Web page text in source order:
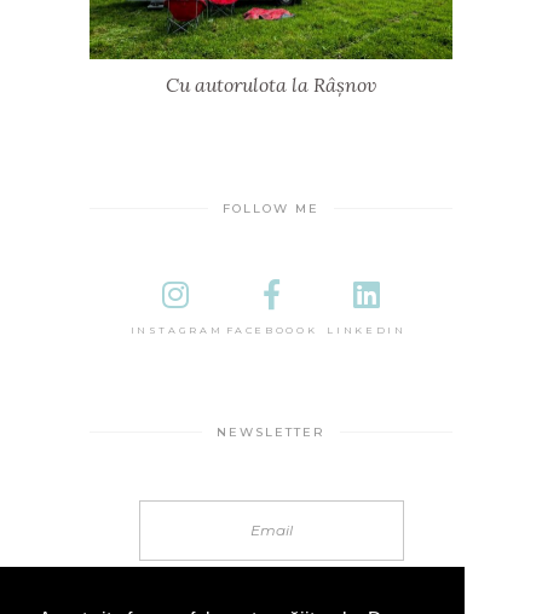
Cu autorulota la Râșnov
FOLLOW ME
INSTAGRAM FACEBOOOK LINKEDIN
NEWSLETTER